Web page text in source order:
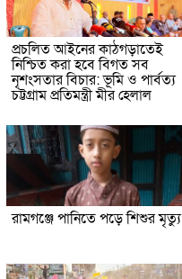
প্রচলিত আইনের কাঠগড়াতেই
নিশ্চিত করা হবে বিগত সব
নৃশংসতার বিচার: ভূমি ও পার্বত্য
চট্টগ্রাম প্রতিমন্ত্রী মীর হেলাল
রামগঞ্জে পানিতে পড়ে শিশুর মৃত্যু